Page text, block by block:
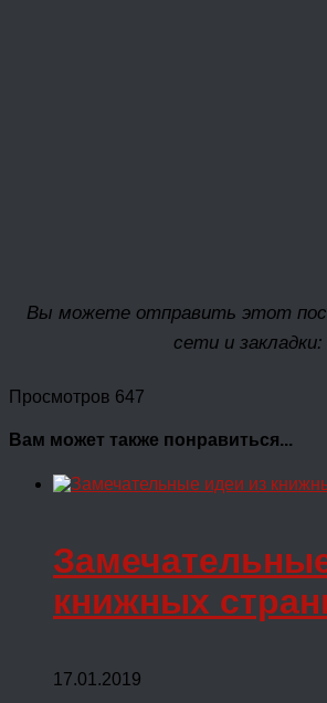
Вы можете отправить этот
сети и закладки:
Просмотров 647
Вам может также понравиться...
книжных
17.01.2019